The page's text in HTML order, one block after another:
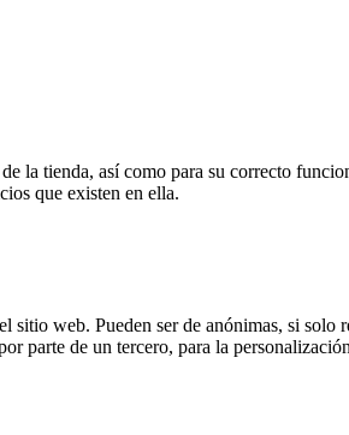
la tienda, así como para su correcto
que existen en ella.
sitio web. Pueden ser de anónimas, si
parte de un tercero, para la